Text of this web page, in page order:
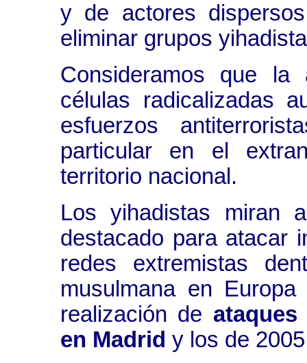
y de actores
eliminar grupos
Consideramos que la
células radicalizadas
esfuerzos
particular en el
territorio nacional.
Los yihadistas miran
destacado para atacar
redes extremistas
musulmana en
realización de
en Madrid y los de